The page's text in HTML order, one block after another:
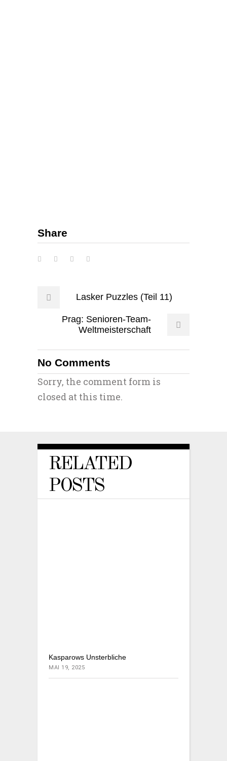
Share
Lasker Puzzles (Teil 11)
Prag: Senioren-Team-
Weltmeisterschaft
No Comments
Sorry, the comment form is
closed at this time.
RELATED
POSTS
Kasparows Unsterbliche
MAI 19, 2025